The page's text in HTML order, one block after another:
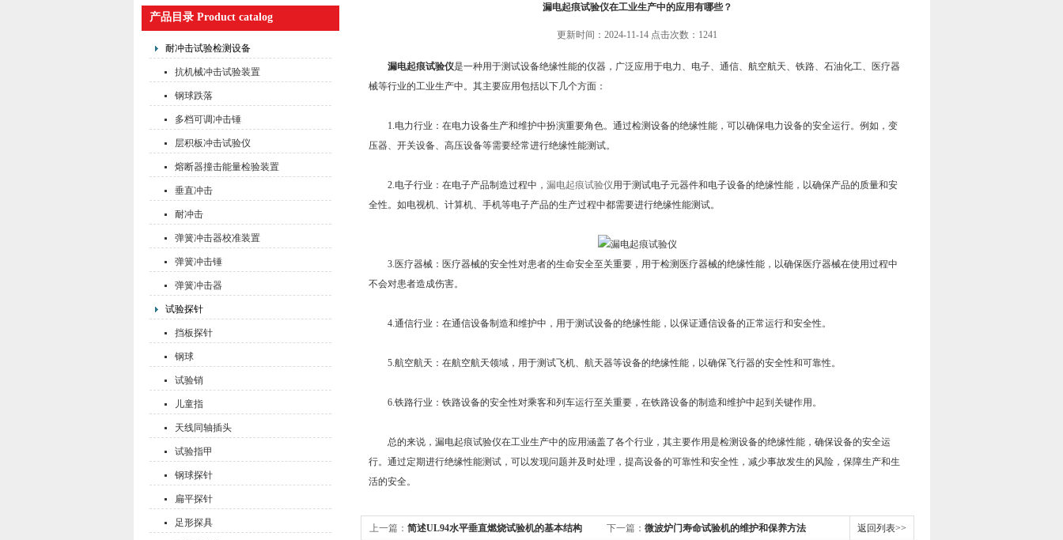
产品目录 Product catalog
耐冲击试验检测设备
抗机械冲击试验装置
钢球跌落
多档可调冲击锤
层积板冲击试验仪
熔断器撞击能量检验装置
垂直冲击
耐冲击
弹簧冲击器校准装置
弹簧冲击锤
弹簧冲击器
试验探针
挡板探针
钢球
试验销
儿童指
天线同轴插头
试验指甲
钢球探针
扁平探针
足形探具
漏电起痕试验仪在工业生产中的应用有哪些？
更新时间：2024-11-14 点击次数：1241
漏电起痕试验仪是一种用于测试设备绝缘性能的仪器，广泛应用于电力、电子、通信、航空航天、铁路、石油化工、医疗器
械等行业的工业生产中。其主要应用包括以下几个方面：
1.电力行业：在电力设备生产和维护中扮演重要角色。通过检测设备的绝缘性能，可以确保电力设备的安全运行。例如，变
压器、开关设备、高压设备等需要经常进行绝缘性能测试。
2.电子行业：在电子产品制造过程中， 漏电起痕试验仪用于测试电子元器件和电子设备的绝缘性能，以确保产品的质量和安
全性。如电视机、计算机、手机等电子产品的生产过程中都需要进行绝缘性能测试。
3.医疗器械：医疗器械的安全性对患者的生命安全至关重要，用于检测医疗器械的绝缘性能，以确保医疗器械在使用过程中
不会对患者造成伤害。
4.通信行业：在通信设备制造和维护中，用于测试设备的绝缘性能，以保证通信设备的正常运行和安全性。
5.航空航天：在航空航天领域，用于测试飞机、航天器等设备的绝缘性能，以确保飞行器的安全性和可靠性。
6.铁路行业：铁路设备的安全性对乘客和列车运行至关重要，在铁路设备的制造和维护中起到关键作用。
总的来说，漏电起痕试验仪在工业生产中的应用涵盖了各个行业，其主要作用是检测设备的绝缘性能，确保设备的安全运
行。通过定期进行绝缘性能测试，可以发现问题并及时处理，提高设备的可靠性和安全性，减少事故发生的风险，保障生产和生
活的安全。
上一篇： 简述UL94水平垂直燃烧试验机的基本结构 下一篇： 微波炉门寿命试验机的维护和保养方法 返回列表>>